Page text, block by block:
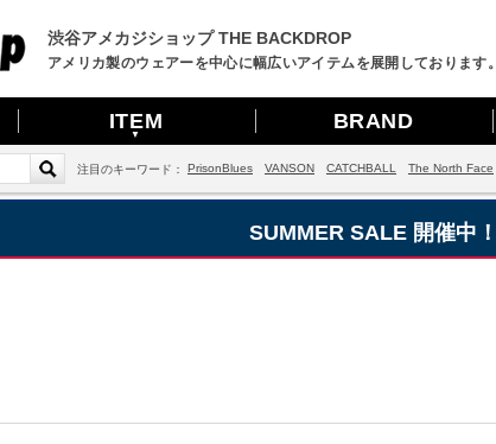
渋谷アメカジショップ THE BACKDROP
アメリカ製のウェアーを中心に幅広いアイテムを展開しております。
ITEM
▼
BRAND
注目のキーワード： PrisonBlues VANSON CATCHBALL The North Face
SUMMER SALE 開催中！